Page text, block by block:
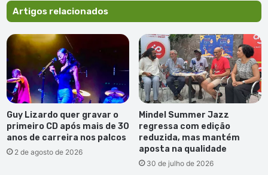
às
vulnerabilidades
da
criança
Artigos relacionados
Guy Lizardo quer gravar o
primeiro CD após mais de 30
anos de carreira nos palcos
2 de agosto de 2026
Mindel Summer Jazz
regressa com edição
reduzida, mas mantém
aposta na qualidade
30 de julho de 2026